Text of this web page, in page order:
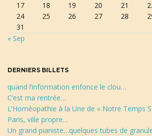
c
« Sep
17
18 19 20 21
24
25 26 27 28
31
DERNIERS BILLETS
quand l’information enfonce le clou…
C’est ma rentrée…
L’Homéopathie à la Une de « Notre Temps
Paris, ville propre…
Un grand pianiste…quelques tubes de